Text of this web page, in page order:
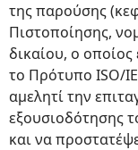
της παρούσης
Πιστοποίησης,
δικαίου, ο
το Πρότυπο ISO/
αμελητί την
εξουσιοδότησης
και να